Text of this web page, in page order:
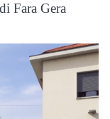
Fara Gera